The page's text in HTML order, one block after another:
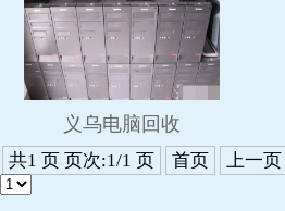
义乌电脑回收
共1 页 页次:1/1 页 首页 上一页